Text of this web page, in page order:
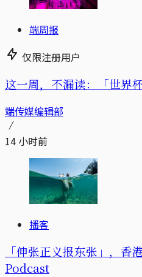
端周报
仅限注册用户
这一周，不漏读：「世界
端传媒编辑部
14 小时前
播客
「伸张正义报东张」，香
Podcast